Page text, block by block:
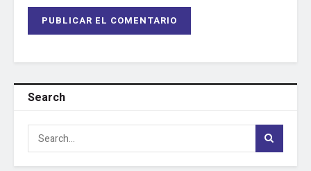
Search